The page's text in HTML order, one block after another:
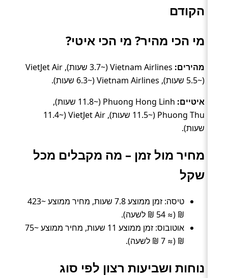
הקודם
מי הכי מהיר? מי הכי איטי?
מהירים:
Vietnam Airlines (~3.7 שעות), VietJet Air
(~5.5 שעות), Vietnam Airlines (~6.3 שעות).
איטיים:
Phuong Hong Linh (~11.8 שעות),
Phuong Thu (~11.5 שעות), VietJet Air (~11.4
שעות).
מחיר מול זמן – מה מקבלים מכל
שקל
טיסה: זמן ממוצע 7.8 שעות, מחיר ממוצע ~423
₪ (≈ 54 ₪ לשעה).
אוטובוס: זמן ממוצע 11 שעות, מחיר ממוצע ~75
₪ (≈ 7 ₪ לשעה).
נוחות ושביעות רצון לפי סוג